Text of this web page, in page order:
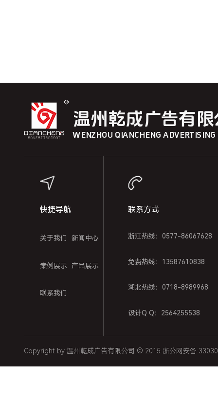
温州乾成广告有限
WENZHOU QIANCHENG ADVERTISING
快捷导航
关于我们 新闻中心
案例展示 产品展示
联系我们
联系方式
浙江热线：0577-86067628
免费热线：13587610838
湖北热线：0718-8989968
设计Q Q：2564255538
Copyright by 温州乾成广告有限公司 © 2015 浙公网安备